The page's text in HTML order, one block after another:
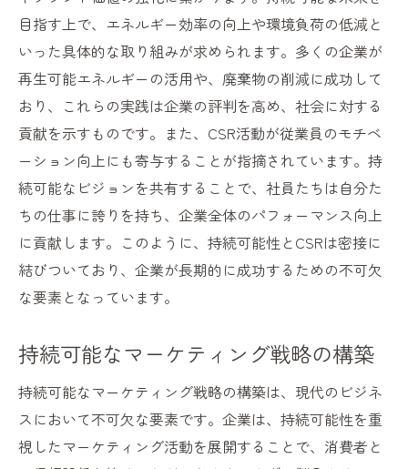
目指す上で、エネルギー効率の向上や環境負荷の低減と
いった具体的な取り組みが求められます。多くの企業が
再生可能エネルギーの活用や、廃棄物の削減に成功して
おり、これらの実践は企業の評判を高め、社会に対する
貢献を示すものです。また、CSR活動が従業員のモチベ
ーション向上にも寄与することが指摘されています。持
続可能なビジョンを共有することで、社員たちは自分た
ちの仕事に誇りを持ち、企業全体のパフォーマンス向上
に貢献します。このように、持続可能性とCSRは密接に
結びついており、企業が長期的に成功するための不可欠
な要素となっています。
持続可能なマーケティング戦略の構築
持続可能なマーケティング戦略の構築は、現代のビジネ
スにおいて不可欠な要素です。企業は、持続可能性を重
視したマーケティング活動を展開することで、消費者と